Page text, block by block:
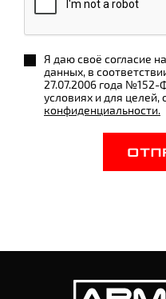
Я даю своё согласие
данных, в
27.07.2006 года №152-
условиях и для целей,
конфиденциальности.